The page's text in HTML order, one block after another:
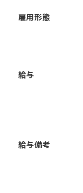
雇用形態
給与
給与備考